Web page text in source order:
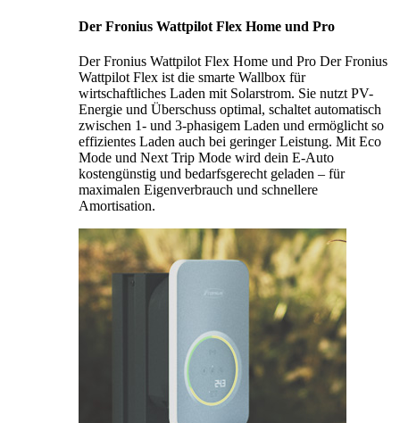
Der Fronius Wattpilot Flex Home und Pro
Der Fronius Wattpilot Flex Home und Pro Der Fronius
Wattpilot Flex ist die smarte Wallbox für
wirtschaftliches Laden mit Solarstrom. Sie nutzt PV-
Energie und Überschuss optimal, schaltet automatisch
zwischen 1- und 3-phasigem Laden und ermöglicht so
effizientes Laden auch bei geringer Leistung. Mit Eco
Mode und Next Trip Mode wird dein E-Auto
kostengünstig und bedarfsgerecht geladen – für
maximalen Eigenverbrauch und schnellere
Amortisation.